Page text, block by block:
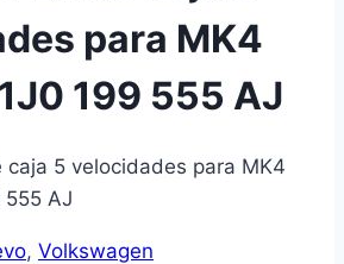
para MK4
199 555 AJ
caja 5 velocidades para MK4
555 AJ
, Volkswagen